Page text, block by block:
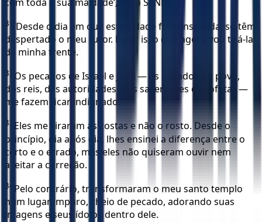
31
‘Desde o dia em que esta cidade foi construída, só têm
despertado o meu furor. É por isso que agora vou tirá-la
da minha frente.
32 Os pecados de Israel e Judá — os pecados do povo,
dos reis, das autoridades, dos sacerdotes e profetas —
me fazem ficar indignado.
33 Eles me viraram as costas e não o rosto. Desde o
princípio, dia após dia, lhes ensinei a diferença entre o
certo e o errado, mas eles não quiseram ouvir nem
aceitar a correção.
34 Pelo contrário, transformaram o meu santo templo
num lugar impuro, cheio de pecado, adorando suas
imagens e seus ídolos dentro dele.